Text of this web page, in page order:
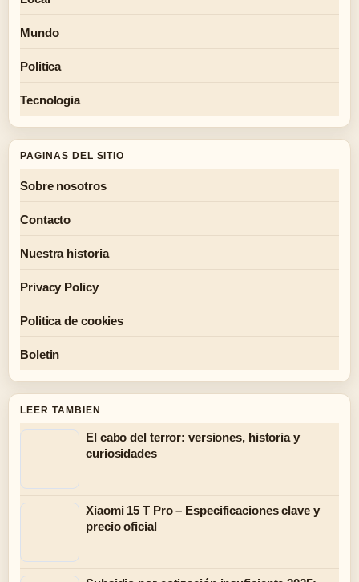
Mundo
Politica
Tecnologia
PAGINAS DEL SITIO
Sobre nosotros
Contacto
Nuestra historia
Privacy Policy
Politica de cookies
Boletin
LEER TAMBIEN
El cabo del terror: versiones, historia y
curiosidades
Xiaomi 15 T Pro – Especificaciones clave y
precio oficial